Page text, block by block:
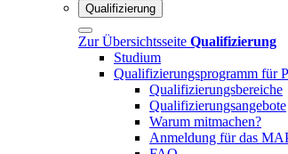
Qualifizierung
Zur Übersichtsseite Qualifizierung
Studium
Qualifizierungsprogramm für
Qualifizierungsbereiche
Qualifizierungsangebote
Warum mitmachen?
Anmeldung für das